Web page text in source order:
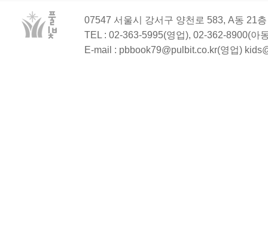
07547 서울시 강서구 양천로 583, A동 21
TEL : 02-363-5995(영업), 02-362-8900(아
E-mail : pbbook79@pulbit.co.kr(영업)